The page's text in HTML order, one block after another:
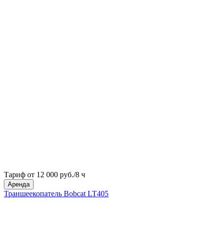
Тариф от 12 000 руб./8 ч
Аренда
Траншеекопатель Bobcat LT405